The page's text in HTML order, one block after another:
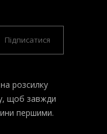
розсилку
щоб завжди
першими.